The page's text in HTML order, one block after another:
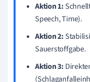
Aktion 1:
Speech, Time).
Aktion 2:
Sauerstoffgabe.
Aktion 3: